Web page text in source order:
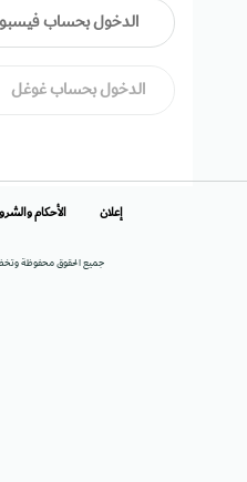
الدخول بحساب
الدخول بحساب غوغل
جميع الحقوق محفوظة
إعلان الأحكام